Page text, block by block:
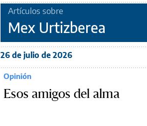
Artículos sobre
Mex Urtizberea
26 de julio de 2026
Opinión
Esos amigos del alma